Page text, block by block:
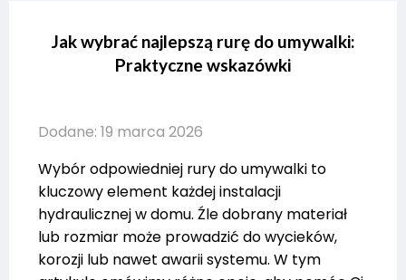
Jak wybrać najlepszą rurę do umywalki:
Praktyczne wskazówki
Dodane: 19 marca 2026
Wybór odpowiedniej rury do umywalki to
kluczowy element każdej instalacji
hydraulicznej w domu. Źle dobrany materiał
lub rozmiar może prowadzić do wycieków,
korozji lub nawet awarii systemu. W tym